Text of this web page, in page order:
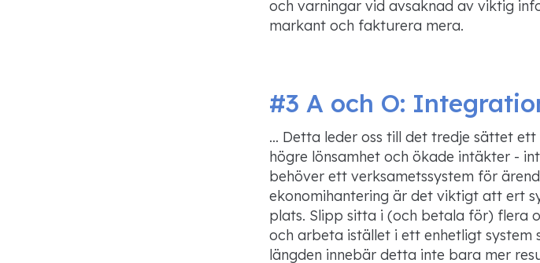
och varningar vid avsaknad av viktig
markant och fakturera mera.
#3 A och O:
… Detta leder oss till det tredje sättet
högre lönsamhet och ökade intäkter -
behöver ett verksametssystem för
ekonomihantering är det viktigt att ert
plats. Slipp sitta i (och betala för) flera
och arbeta istället i ett enhetligt system
längden innebär detta inte bara mer